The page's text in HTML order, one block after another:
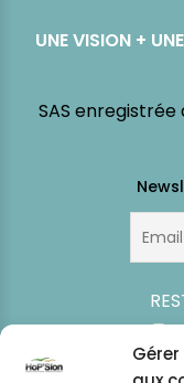
UNE VISION +
SAS enregistrée